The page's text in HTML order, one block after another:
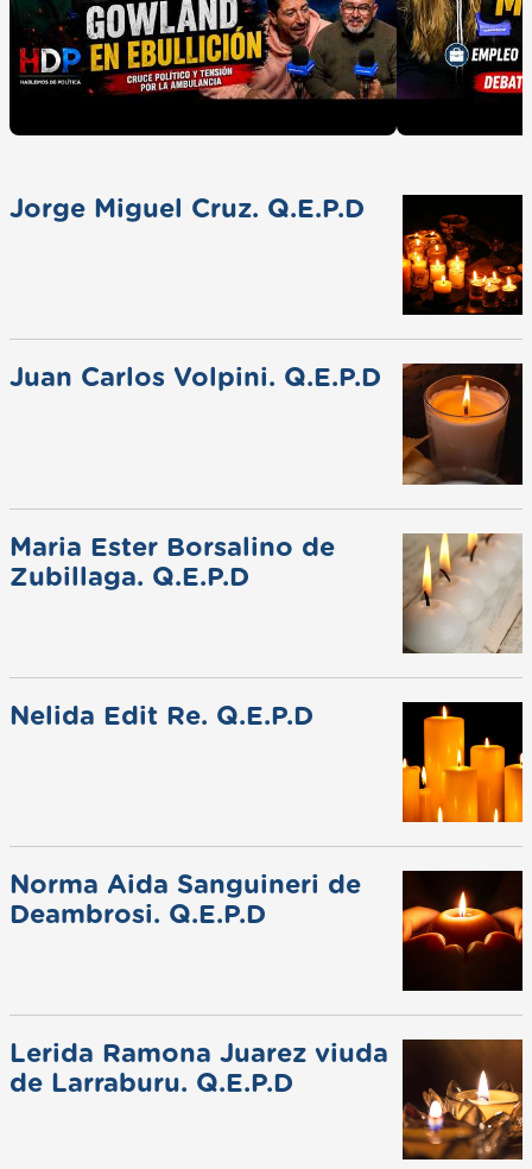
Jorge Miguel Cruz. Q.E.P.D
Juan Carlos Volpini. Q.E.P.D
Maria Ester Borsalino de
Zubillaga. Q.E.P.D
Nelida Edit Re. Q.E.P.D
Norma Aida Sanguineri de
Deambrosi. Q.E.P.D
Lerida Ramona Juarez viuda
de Larraburu. Q.E.P.D